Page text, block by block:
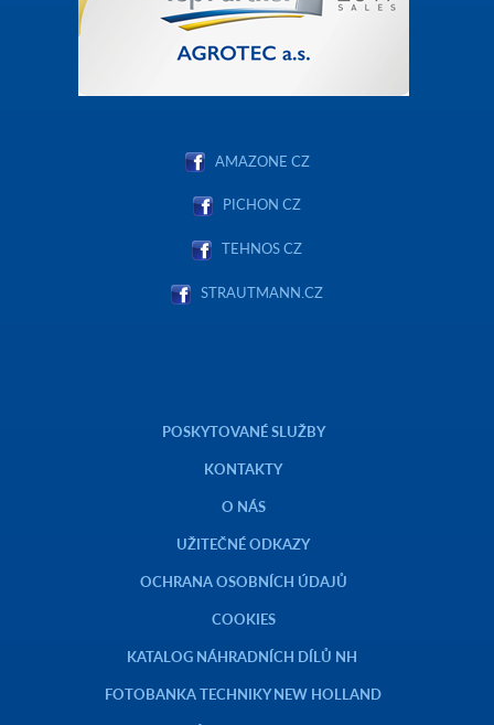
AMAZONE CZ
PICHON CZ
TEHNOS CZ
STRAUTMANN.CZ
POSKYTOVANÉ SLUŽBY
KONTAKTY
O NÁS
UŽITEČNÉ ODKAZY
OCHRANA OSOBNÍCH ÚDAJŮ
COOKIES
KATALOG NÁHRADNÍCH DÍLŮ NH
FOTOBANKA TECHNIKY NEW HOLLAND